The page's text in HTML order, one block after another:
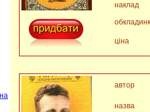
наклад
ціна
автор
назва